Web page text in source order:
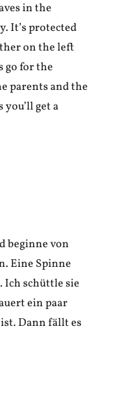
in the
It’s protected
on the left
go for the
parents and the
get a
beginne von
Eine Spinne
Ich schüttle sie
ein paar
Dann fällt es